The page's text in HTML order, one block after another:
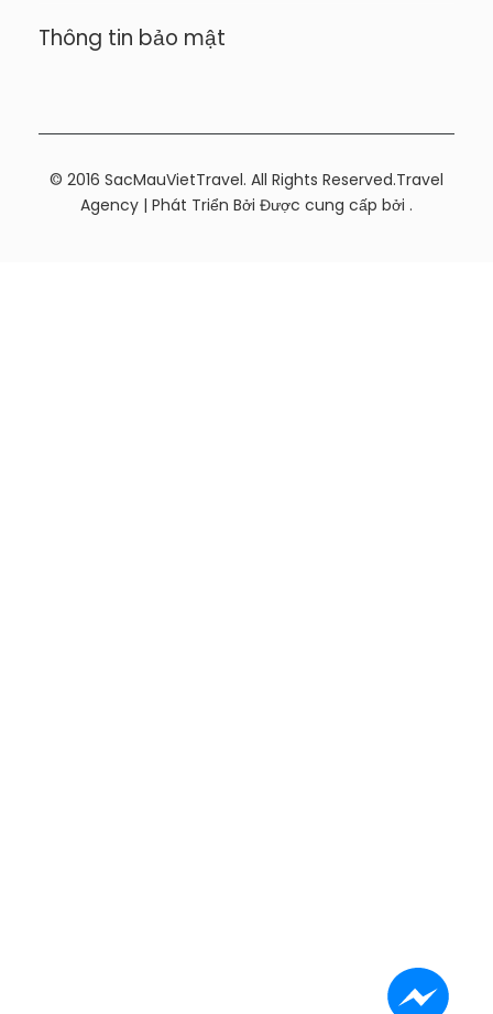
Thông tin bảo mật
© 2016 SacMauVietTravel. All Rights Reserved.Travel
Agency | Phát Triển Bởi Được cung cấp bởi .